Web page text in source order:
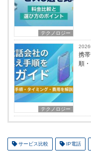
テクノロジー
テクノロジー
2026
携
順
サービス比較 IP電話